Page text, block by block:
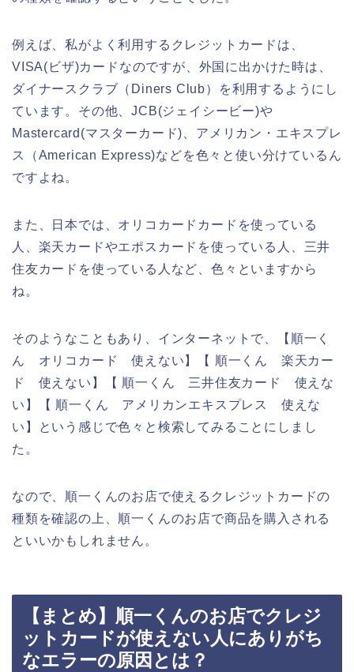
例えば、私がよく利用するクレジットカードは、
VISA(ビザ)カードなのですが、外国に出かけた時は、
ダイナースクラブ（Diners Club）を利用するようにし
ています。その他、JCB(ジェイシービー)や
Mastercard(マスターカード)、アメリカン・エキスプレ
ス（American Express)などを色々と使い分けているん
ですよね。
また、日本では、オリコカードカードを使っている
人、楽天カードやエポスカードを使っている人、三井
住友カードを使っている人など、色々といますから
ね。
そのようなこともあり、インターネットで、【順一く
ん オリコカード 使えない】【 順一くん 楽天カー
ド 使えない】【 順一くん 三井住友カード 使えな
い】【 順一くん アメリカンエキスプレス 使えな
い】という感じで色々と検索してみることにしまし
た。
なので、順一くんのお店で使えるクレジットカードの
種類を確認の上、順一くんのお店で商品を購入される
といいかもしれません。
【まとめ】順一くんのお店でクレジ
ットカードが使えない人にありがち
なエラーの原因とは？